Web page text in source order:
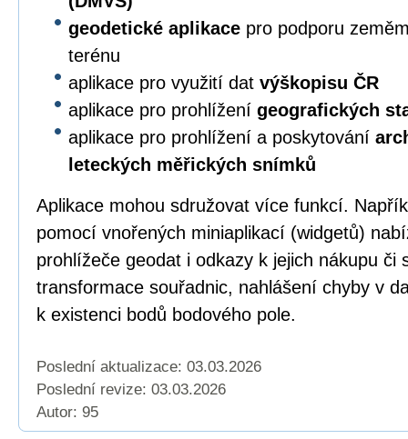
geodetické aplikace pro podporu
terénu
aplikace pro využití dat výškopisu ČR
aplikace pro prohlížení geografických
aplikace pro prohlížení a poskytování
leteckých měřických snímků
Aplikace mohou sdružovat více funkcí.
pomocí vnořených miniaplikací (widgetů)
prohlížeče geodat i odkazy k jejich nákupu či
transformace souřadnic, nahlášení chyby v
k existenci bodů bodového pole.
Poslední aktualizace: 03.03.2026
Poslední revize: 03.03.2026
Autor: 95